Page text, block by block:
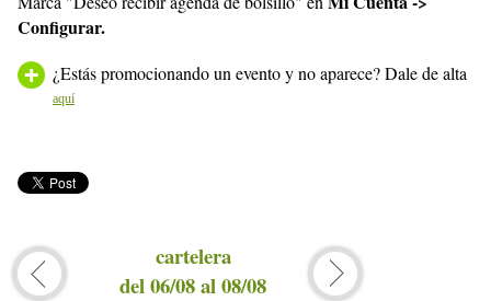
Configurar.
¿Estás promocionando un evento y no aparece? Dale de alta
aquí
cartelera
del 06/08 al 08/08